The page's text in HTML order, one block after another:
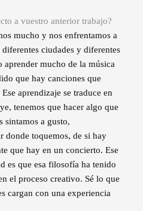
a vuestro anterior trabajo?
mucho y nos enfrentamos a
ciudades y diferentes
aprender mucho de la música
que hay canciones que
aprendizaje se traduce en
tenemos que hacer algo que
sintamos a gusto,
donde toquemos, de si hay
que hay en un concierto. Ese
es que esa filosofía ha tenido
el proceso creativo. Sé lo que
cargan con una experiencia